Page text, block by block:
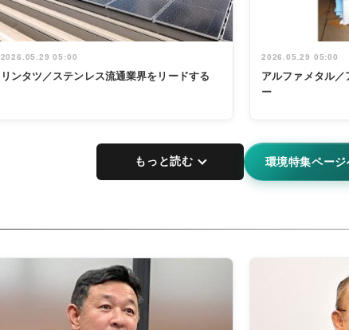
2026.05.29 05:00
リンタツ／ステンレス流通業界をリードする
2026.05.29 05:00
アルファメタル／
ー
もっと読む 環境特集ページ